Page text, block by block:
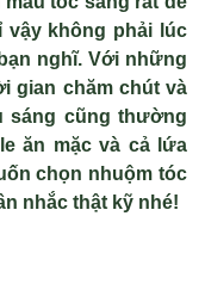
không phải lúc
nghĩ. Với những
gian chăm chút và
sáng cũng thường
ăn mặc và cả lứa
chọn nhuộm tóc
nhắc thật kỹ nhé!